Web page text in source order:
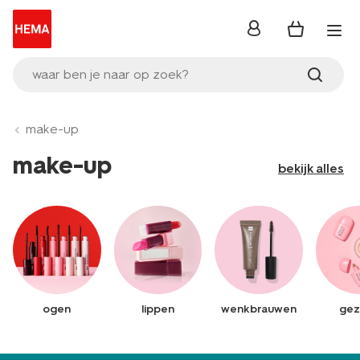
waar ben je naar op zoek?
inloggen
make-up
make-up bekijk alles
ogen lippen wenkbrauwen